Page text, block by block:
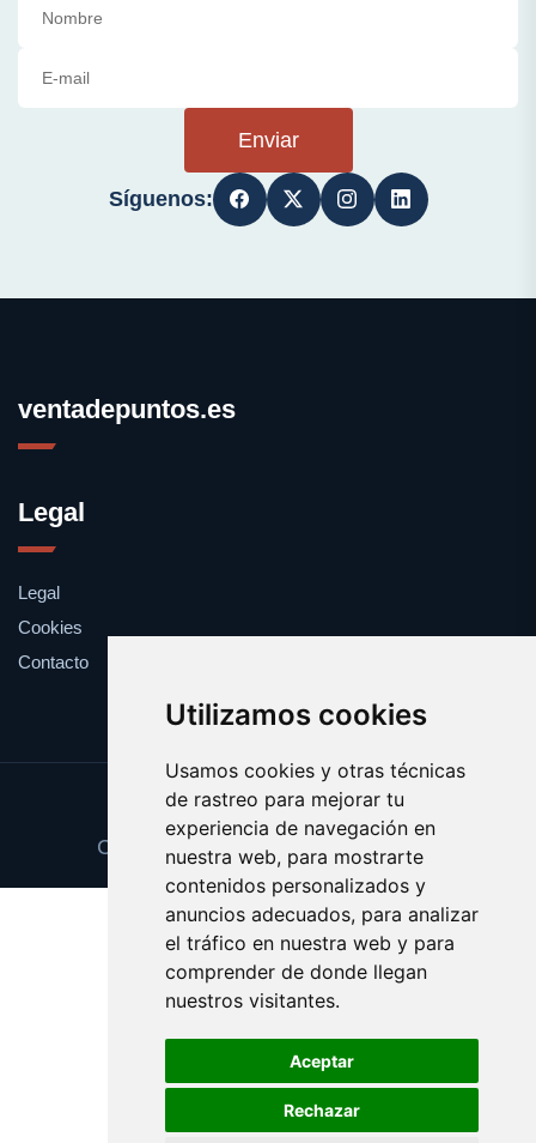
Utilizamos cookies
Usamos cookies y otras técnicas
de rastreo para mejorar tu
experiencia de navegación en
nuestra web, para mostrarte
contenidos personalizados y
anuncios adecuados, para analizar
el tráfico en nuestra web y para
comprender de donde llegan
nuestros visitantes.
Aceptar
Rechazar
Enviar
Síguenos:
ventadepuntos.es
Legal
Legal
Cookies
Contacto
Update cookies preferences
Copyright © 2025 ventadepuntos.es